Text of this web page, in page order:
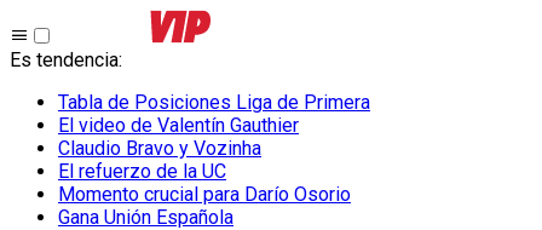
Es tendencia:
Tabla de Posiciones Liga de Primera
El video de Valentín Gauthier
Claudio Bravo y Vozinha
El refuerzo de la UC
Momento crucial para Darío Osorio
Gana Unión Española